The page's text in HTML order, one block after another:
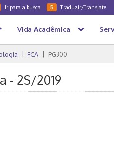
Ir para a busca 5 Traduzir/Translate
Vida Acadêmica
FCA PG300
- 2S/2019